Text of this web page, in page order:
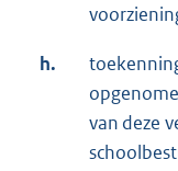
h.
van deze